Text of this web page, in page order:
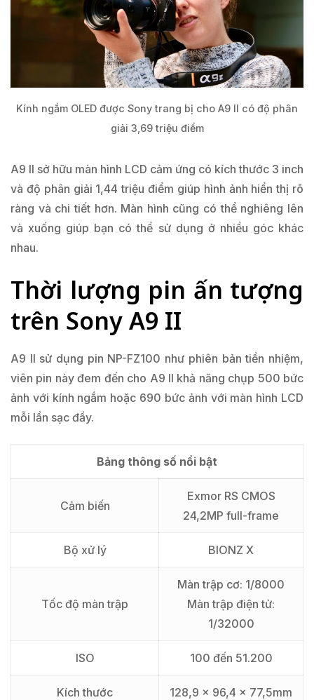
Kính ngắm OLED được Sony trang bị cho A9 II có độ phân
giải 3,69 triệu điểm
A9 II sở hữu màn hình LCD cảm ứng có kích thước 3 inch
và độ phân giải 1,44 triệu điểm giúp hình ảnh hiển thị rõ
ràng và chi tiết hơn. Màn hình cũng có thể nghiêng lên
và xuống giúp bạn có thể sử dụng ở nhiều góc khác
nhau.
Thời lượng pin ấn tượng
trên Sony A9 II
A9 II sử dụng pin NP-FZ100 như phiên bản tiền nhiệm,
viên pin này đem đến cho A9 II khả năng chụp 500 bức
ảnh với kính ngắm hoặc 690 bức ảnh với màn hình LCD
mỗi lần sạc đầy.
Bảng thông số nổi bật
Cảm biến
Exmor RS CMOS
24,2MP full-frame
Bộ xử lý BIONZ X
Tốc độ màn trập
Màn trập cơ: 1/8000
Màn trập điện tử:
1/32000
ISO 100 đến 51.200
Kích thước 128,9 x 96,4 x 77,5mm